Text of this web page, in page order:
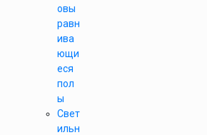
овы
равн
ива
ющи
еся
пол
ы
Свет
ильн